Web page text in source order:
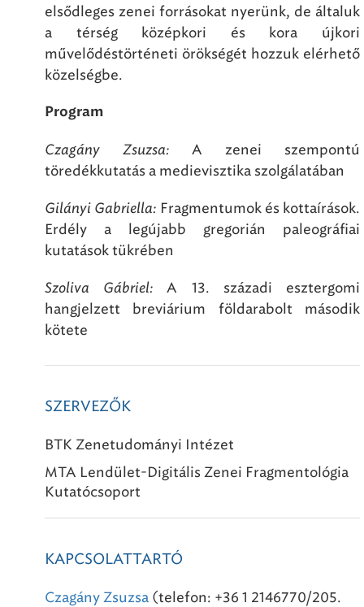
elsődleges zenei forrásokat nyerünk, de általuk
a térség középkori és kora újkori
művelődéstörténeti örökségét hozzuk elérhető
közelségbe.
Program
Czagány Zsuzsa: A zenei szempontú
töredékkutatás a medievisztika szolgálatában
Gilányi Gabriella: Fragmentumok és kottaírások.
Erdély a legújabb gregorián paleográfiai
kutatások tükrében
Szoliva Gábriel: A 13. századi esztergomi
hangjelzett breviárium földarabolt második
kötete
SZERVEZŐK
BTK Zenetudományi Intézet
MTA Lendület-Digitális Zenei Fragmentológia
Kutatócsoport
KAPCSOLATTARTÓ
Czagány Zsuzsa (telefon: +36 1 2146770/205.